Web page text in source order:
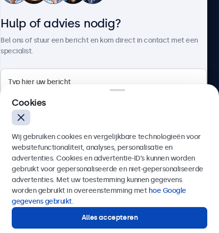
4.8/5 door 5000+ bedrijven
Nederlands
Hulp of advies nodig?
Bel ons of stuur een bericht en kom direct in contact met een
specialist.
Verzenden
Of bel ons op
Hulp of advies nodig?
Direct contact met een specialist.
Cookies
Wij gebruiken cookies en vergelijkbare technologieën voor
websitefunctionaliteit, analyses, personalisatie en
advertenties. Cookies en advertentie-ID’s kunnen worden
gebruikt voor gepersonaliseerde en niet-gepersonaliseerde
advertenties. Met uw toestemming kunnen gegevens
worden gebruikt in overeenstemming met hoe Google
gegevens gebruikt.
Alles accepteren